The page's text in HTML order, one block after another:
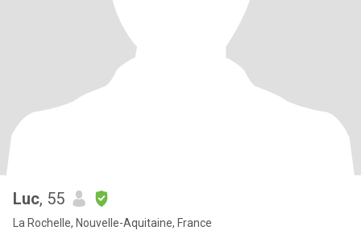
Luc, 55
La Rochelle, Nouvelle-Aquitaine, France